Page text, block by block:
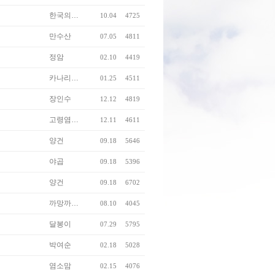
한국의… 10.04 4725
만수산 07.05 4811
정암 02.10 4419
카나리… 01.25 4511
장인수 12.12 4819
고령염… 12.11 4611
양건 09.18 5646
야곱 09.18 5396
양건 09.18 6702
까망까… 08.10 4045
달봉이 07.29 5795
박여순 02.18 5028
염소맘 02.15 4076